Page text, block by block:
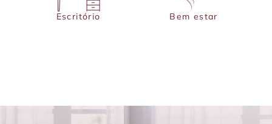
Escritório Bem estar